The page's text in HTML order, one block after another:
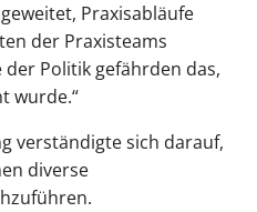
Praxisabläufe
der Praxisteams
Politik gefährden das,
wurde.“
verständigte sich darauf,
diverse